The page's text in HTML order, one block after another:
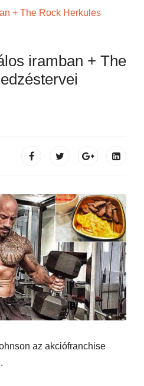
+ The Rock Herkules
iramban + The
az akciófranchise